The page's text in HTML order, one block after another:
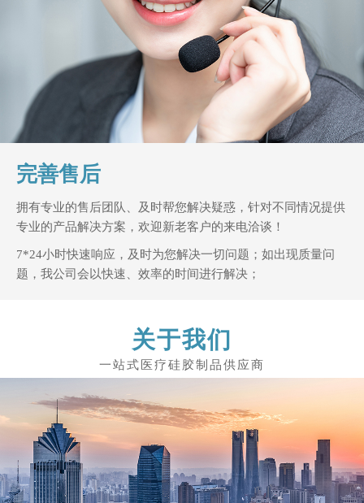
完善售后
拥有专业的售后团队、及时帮您解决疑惑，针对不同情况提供
专业的产品解决方案，欢迎新老客户的来电洽谈！
7*24小时快速响应，及时为您解决一切问题；如出现质量问
题，我公司会以快速、效率的时间进行解决；
关于我们